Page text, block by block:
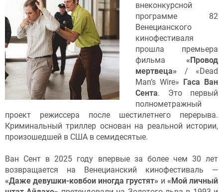
внеконкурсной
программе 82
Венецианского
кинофестиваля
прошла премьера
фильма «Провод
мертвеца» / «Dead
Man’s Wire»
Гаса Ван
Сента. Это первый
полнометражный
проект режиссера после шестилетнего перерыва.
Криминальный триллер основан на реальной истории,
произошедшей в США в семидесятые.
Ван Сент в 2025 году впервые за более чем 30 лет
возвращается на Венецианский кинофестиваль —
«Даже девушки-ковбои иногда грустят» и «Мой личный